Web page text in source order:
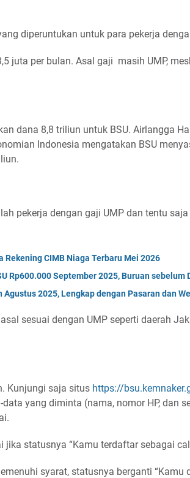
diperuntukan untuk para pekerja
juta per bulan. Asal gaji masih UMP,
dana 8,8 triliun untuk BSU. Airlangga
Indonesia mengatakan BSU
pekerja dengan gaji UMP dan tentu
Rekening CIMB Niaga Terbaru Mei 2026
Rp600.000 September 2025, Buruan sebelum
Agustus 2025, Lengkap dengan Pasaran dan
sesuai dengan UMP seperti daerah
Kunjungi saja situs https://
yang diminta (nama, nomor HP, dan
jika statusnya “Kamu terdaftar sebagai
syarat, statusnya berganti “Kamu